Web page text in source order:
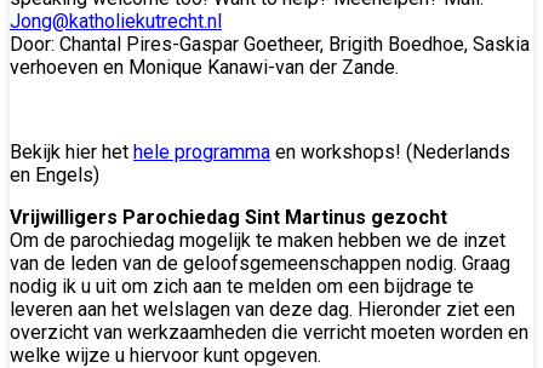
Jong@katholiekutrecht.nl
Door: Chantal Pires-Gaspar Goetheer, Brigith Boedhoe, Saskia
verhoeven en Monique Kanawi-van der Zande.
Bekijk hier het hele programma en workshops! (Nederlands
en Engels)
Vrijwilligers Parochiedag Sint Martinus gezocht
Om de parochiedag mogelijk te maken hebben we de inzet
van de leden van de geloofsgemeenschappen nodig. Graag
nodig ik u uit om zich aan te melden om een bijdrage te
leveren aan het welslagen van deze dag. Hieronder ziet een
overzicht van werkzaamheden die verricht moeten worden en
welke wijze u hiervoor kunt opgeven.